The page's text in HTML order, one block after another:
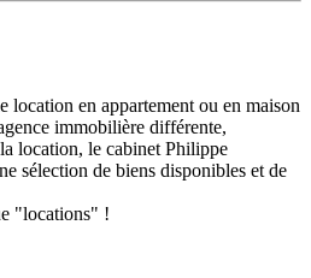
location en appartement ou en maison
immobilière différente,
location, le cabinet Philippe
sélection de biens disponibles et de
"locations" !